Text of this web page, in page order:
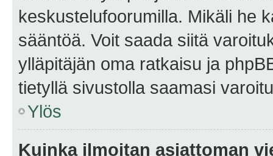
keskustelufoorumilla. Mikäli he
sääntöä. Voit saada siitä
ylläpitäjän oma ratkaisu ja
tietyllä sivustolla saamasi
Ylös
Kuinka ilmoitan asiattoman